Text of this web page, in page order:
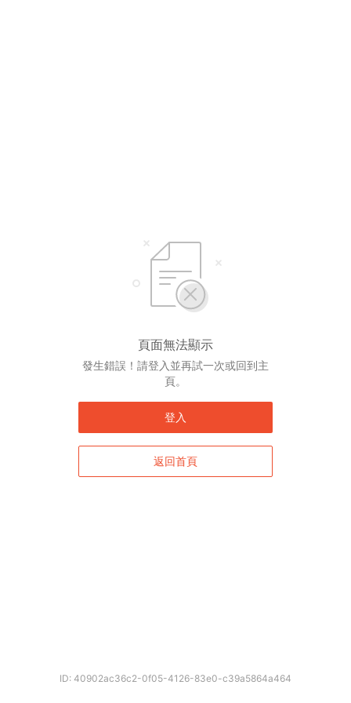
頁面無法顯示
發生錯誤！請登入並再試一次或回到主
頁。
登入
返回首頁
ID: 40902ac36c2-0f05-4126-83e0-c39a5864a464